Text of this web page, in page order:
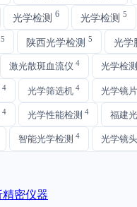
光学检测 6 光学检测 5
5 陕西光学检测 5 光学
激光散斑血流仪 4 光学检测
4 光学筛选机 4 光学镜
4 光学性能检测 4 福建
智能光学检测 4 光学镜